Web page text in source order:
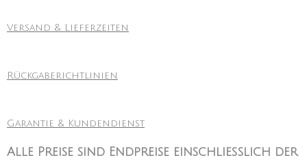
Versand & Lieferzeiten
Rückgaberichtlinien
Garantie & Kundendienst
Alle Preise sind Endpreise einschließlich der